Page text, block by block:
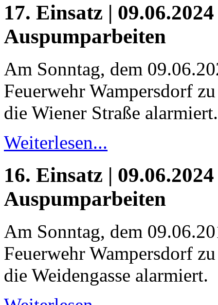
17. Einsatz |
Auspumparbeiten
Am Sonntag, dem
Feuerwehr Wampersdorf
die Wiener Straße alarmiert.
Weiterlesen...
16. Einsatz |
Auspumparbeiten
Am Sonntag, dem
Feuerwehr Wampersdorf
die Weidengasse alarmiert.